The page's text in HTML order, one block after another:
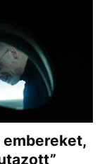
embereket,